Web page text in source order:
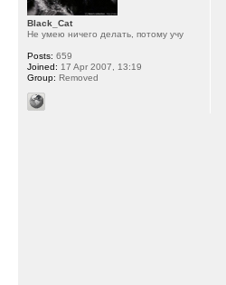
Black_Cat
Не умею ничего делать, потому учу
Posts: 659
Joined: 17 Apr 2007, 13:19
Group: Removed